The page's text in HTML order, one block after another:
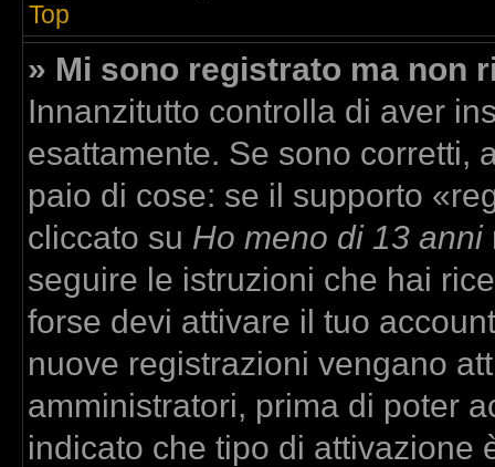
Top
» Mi sono registrato ma non
Innanzitutto controlla di aver
esattamente. Se sono corretti,
paio di cose: se il supporto
cliccato su Ho meno di 13 anni
seguire le istruzioni che hai
forse devi attivare il tuo
nuove registrazioni vengano
amministratori, prima di poter
indicato che tipo di attivazione